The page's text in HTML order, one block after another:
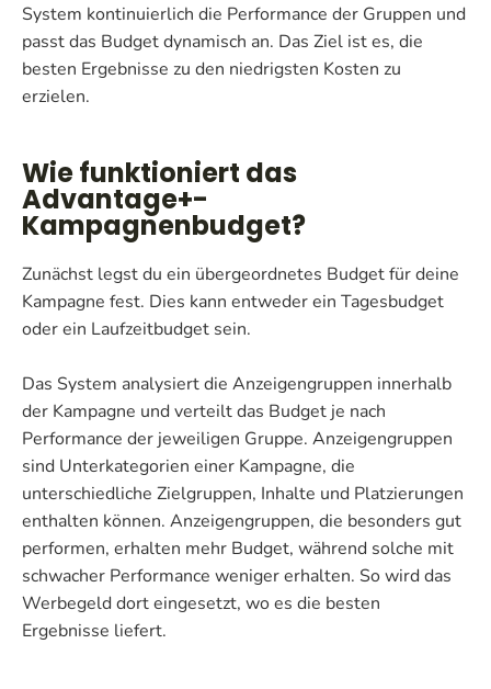
System kontinuierlich die Performance der Gruppen und
passt das Budget dynamisch an. Das Ziel ist es, die
besten Ergebnisse zu den niedrigsten Kosten zu
erzielen.
Wie funktioniert das
Advantage+-
Kampagnenbudget?
Zunächst legst du ein übergeordnetes Budget für deine
Kampagne fest. Dies kann entweder ein Tagesbudget
oder ein Laufzeitbudget sein.
Das System analysiert die Anzeigengruppen innerhalb
der Kampagne und verteilt das Budget je nach
Performance der jeweiligen Gruppe. Anzeigengruppen
sind Unterkategorien einer Kampagne, die
unterschiedliche Zielgruppen, Inhalte und Platzierungen
enthalten können. Anzeigengruppen, die besonders gut
performen, erhalten mehr Budget, während solche mit
schwacher Performance weniger erhalten. So wird das
Werbegeld dort eingesetzt, wo es die besten
Ergebnisse liefert.